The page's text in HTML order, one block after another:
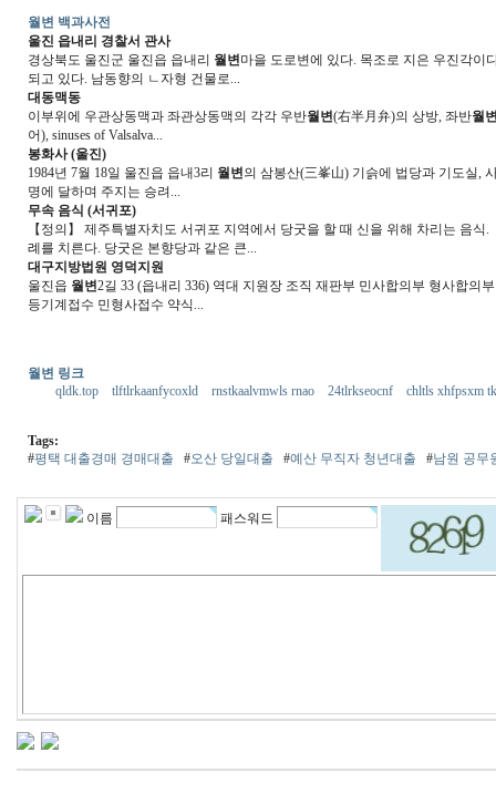
월변 백과사전
울진 읍내리 경찰서 관사
경상북도 울진군 울진읍 읍내리 월변마을 도로변에 있다. 목조로 지은 우진각이
되고 있다. 남동향의 ㄴ자형 건물로...
대동맥동
이부위에 우관상동맥과 좌관상동맥의 각각 우반월변(右半月弁)의 상방, 좌반월
어), sinuses of Valsalva...
봉화사 (울진)
1984년 7월 18일 울진읍 읍내3리 월변의 삼봉산(三峯山) 기슭에 법당과 기도실,
명에 달하며 주지는 승려...
무속 음식 (서귀포)
【정의】 제주특별자치도 서귀포 지역에서 당굿을 할 때 신을 위해 차리는 음
례를 치른다. 당굿은 본향당과 같은 큰...
대구지방법원 영덕지원
울진읍 월변2길 33 (읍내리 336) 역대 지원장 조직 재판부 민사합의부 형사합의
등기계접수 민형사접수 약식...
월변 링크
qldk.top
tlftlrkaanfycoxld rnstkaalvmwls rnao 24tlrkseocnf chltls xhfpsxm
Tags:
#평택 대출경매 경매대출 #오산 당일대출 #예산 무직자 청년대출 #남원 공무
이름 패스워드